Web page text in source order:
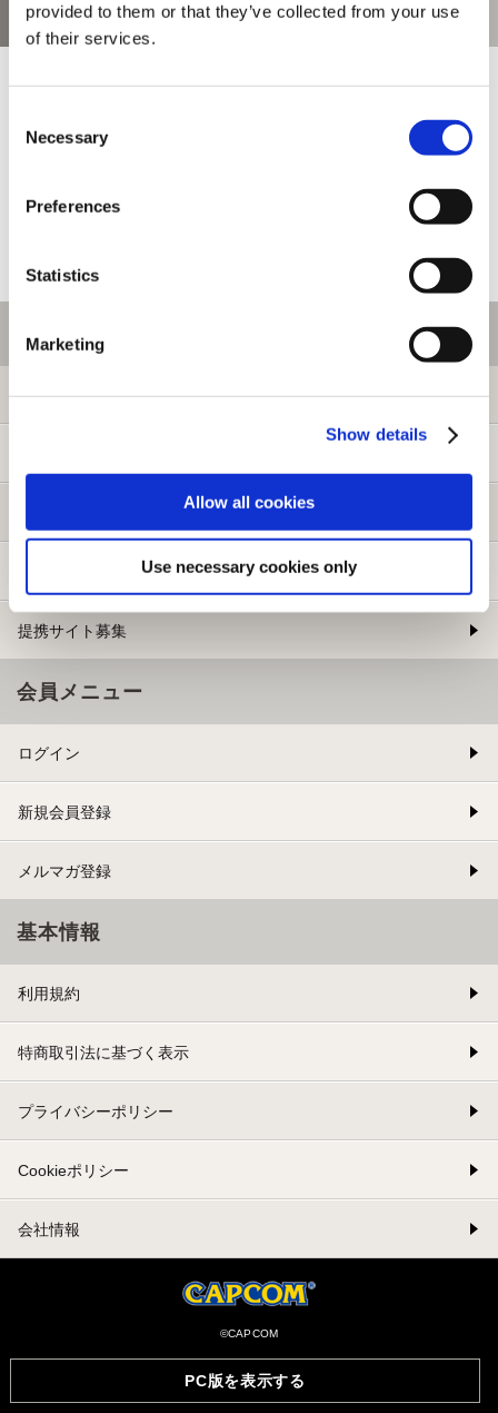
provided to them or that they’ve collected from your use
of their services.
Selection
Necessary
Preferences
Statistics
Marketing
Show details
Allow all cookies
Use necessary cookies only
PC版を表示する
お問い合わせ
ご利用情報
初めての方へ
提携サイト募集
会員メニュー
ログイン
新規会員登録
メルマガ登録
基本情報
利用規約
特商取引法に基づく表示
プライバシーポリシー
Cookieポリシー
会社情報
©CAPCOM